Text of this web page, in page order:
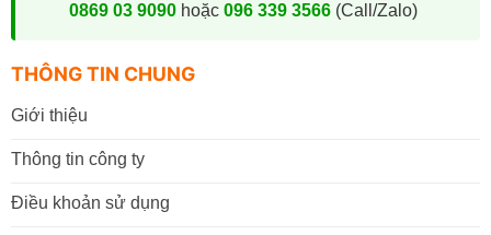
0869 03 9090hoặc 096 339 3566(Call/Zalo)
THÔNG TIN CHUNG
Giới thiệu
Thông tin công ty
Điều khoản sử dụng